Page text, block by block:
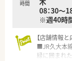
時間
08：30～
※週40時
【店舗情報
■JR久大本
緑に囲まれ